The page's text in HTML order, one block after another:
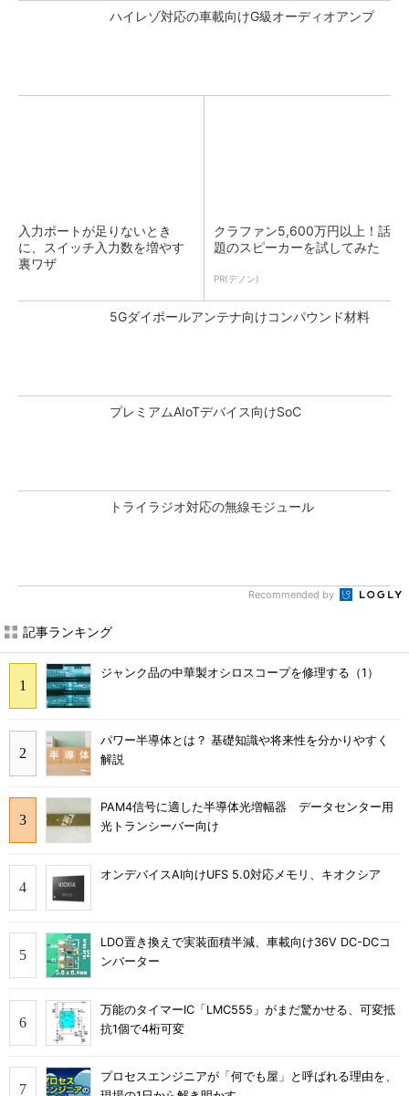
ハイレゾ対応の車載向けG級オーディオアンプ
入力ポートが足りないとき
に、スイッチ入力数を増やす
裏ワザ
クラファン5,600万円以上！話
題のスピーカーを試してみた
PR(デノン)
5Gダイポールアンテナ向けコンパウンド材料
プレミアムAIoTデバイス向けSoC
トライラジオ対応の無線モジュール
Recommended by
記事ランキング
ジャンク品の中華製オシロスコープを修理する（1）
パワー半導体とは？ 基礎知識や将来性を分かりやすく
解説
PAM4信号に適した半導体光増幅器 データセンター用
光トランシーバー向け
オンデバイスAI向けUFS 5.0対応メモリ、キオクシア
LDO置き換えで実装面積半減、車載向け36V DC-DCコ
ンバーター
万能のタイマーIC「LMC555」がまだ驚かせる、可変抵
抗1個で4桁可変
プロセスエンジニアが「何でも屋」と呼ばれる理由を、